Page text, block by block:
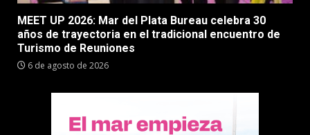
MEET UP 2026: Mar del Plata Bureau celebra 30
años de trayectoria en el tradicional encuentro de
Turismo de Reuniones
6 de agosto de 2026